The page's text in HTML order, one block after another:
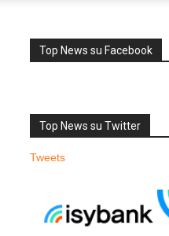
Top News su Facebook
Top News su Twitter
Tweets